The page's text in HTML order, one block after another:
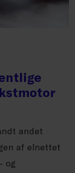
andet
af elnettet
og